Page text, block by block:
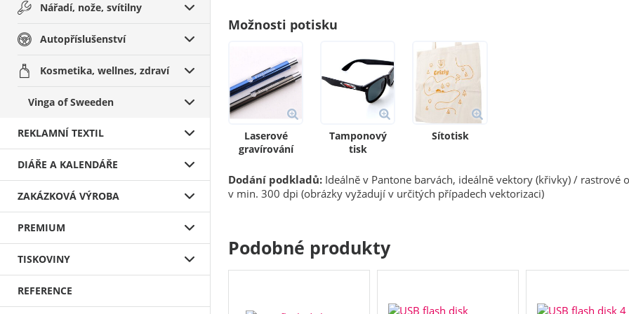
Nářadí, nože, svítilny
Autopříslušenství
Kosmetika, wellnes, zdraví
Vinga of Sweeden
REKLAMNÍ TEXTIL
DIÁŘE A KALENDÁŘE
ZAKÁZKOVÁ VÝROBA
PREMIUM
TISKOVINY
REFERENCE
Možnosti potisku
Laserové
gravírování
Tamponový
tisk
Sítotisk
Dodání podkladů: Ideálně v Pantone barvách, ideálně vektory (křivky) / rastrové
v min. 300 dpi (obrázky vyžadují v určitých případech vektorizaci)
Podobné produkty